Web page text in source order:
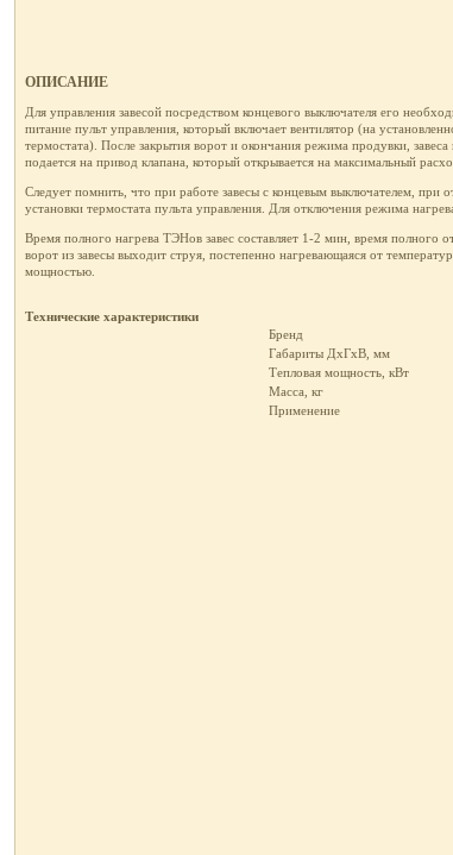
ОПИСАНИЕ
Для управления завесой посредством концевого выключателя его
питание пульт управления, который включает вентилятор (на
термостата). После закрытия ворот и окончания режима продувки,
подается на привод клапана, который открывается на максимальный
Следует помнить, что при работе завесы с концевым выключателем, при
установки термостата пульта управления. Для отключения режима
Время полного нагрева ТЭНов завес составляет 1-2 мин, время полного
ворот из завесы выходит струя, постепенно нагревающаяся от
мощностью.
Технические характеристики
Бренд
Габариты ДхГхВ, мм
Тепловая мощность, кВт
Масса, кг
Применение